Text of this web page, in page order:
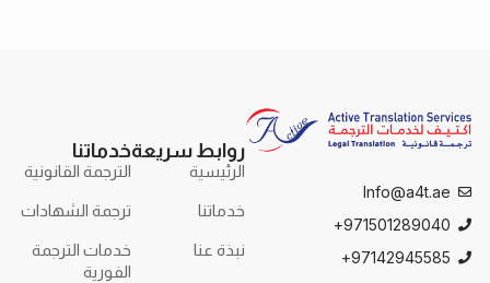
Info@a4t.ae
971501289040+
97142945585+
روابط سريعة
الرئيسية
خدماتنا
نبذة عنا
خدماتنا
الترجمة القانونية
ترجمة الشهادات
خدمات الترجمة
الفورية